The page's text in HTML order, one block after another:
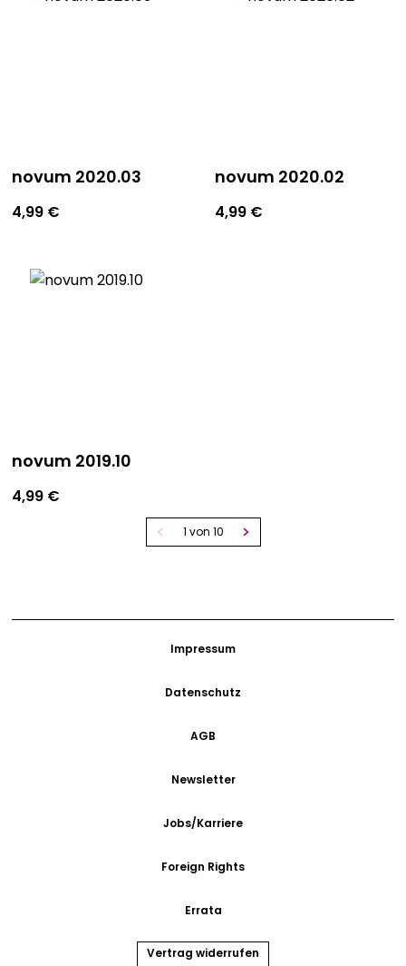
novum 2020.03
4,99 €
novum 2020.02
4,99 €
novum 2019.10
4,99 €
1 von 10
Impressum
Datenschutz
AGB
Newsletter
Jobs/Karriere
Foreign Rights
Errata
Vertrag widerrufen